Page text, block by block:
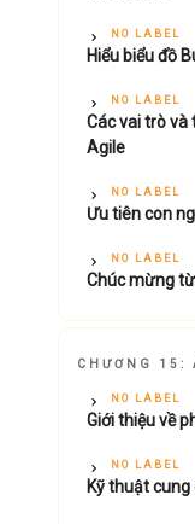
NO LABEL
Hiểu biểu đồ
NO LABEL
Các vai trò
Agile
NO LABEL
Ưu tiên con
NO LABEL
Chúc mừng
CHƯƠNG 15:
NO LABEL
Giới thiệu về
NO LABEL
Kỹ thuật